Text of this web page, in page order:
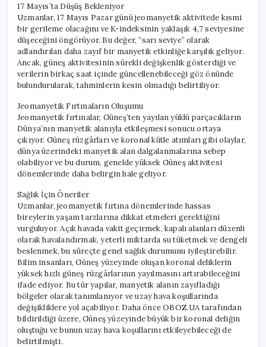
17 Mayıs’ta Düşüş Bekleniyor
Uzmanlar, 17 Mayıs Pazar günü jeomanyetik aktivitede kısmi
bir gerileme olacağını ve K-indeksinin yaklaşık 4,7 seviyesine
düşeceğini öngörüyor. Bu değer, “sarı seviye” olarak
adlandırılan daha zayıf bir manyetik etkinliğe karşılık geliyor.
Ancak, güneş aktivitesinin sürekli değişkenlik gösterdiği ve
verilerin birkaç saat içinde güncellenebileceği göz önünde
bulundurularak, tahminlerin kesin olmadığı belirtiliyor.
Jeomanyetik Fırtınaların Oluşumu
Jeomanyetik fırtınalar, Güneş’ten yayılan yüklü parçacıkların
Dünya’nın manyetik alanıyla etkileşmesi sonucu ortaya
çıkıyor. Güneş rüzgârları ve koronal kütle atımları gibi olaylar,
dünya üzerindeki manyetik alan dalgalanmalarına sebep
olabiliyor ve bu durum, genelde yüksek Güneş aktivitesi
dönemlerinde daha belirgin hale geliyor.
Sağlık İçin Öneriler
Uzmanlar, jeomanyetik fırtına dönemlerinde hassas
bireylerin yaşam tarzlarına dikkat etmeleri gerektiğini
vurguluyor. Açık havada vakit geçirmek, kapalı alanları düzenli
olarak havalandırmak, yeterli miktarda su tüketmek ve dengeli
beslenmek, bu süreçte genel sağlık durumunu iyileştirebilir.
Bilim insanları, Güneş yüzeyinde oluşan koronal deliklerin
yüksek hızlı güneş rüzgârlarının yayılmasını artırabileceğini
ifade ediyor. Bu tür yapılar, manyetik alanın zayıfladığı
bölgeler olarak tanımlanıyor ve uzay hava koşullarında
değişikliklere yol açabiliyor. Daha önce OBOZ.UA tarafından
bildirildiği üzere, Güneş yüzeyinde büyük bir koronal deliğin
oluştuğu ve bunun uzay hava koşullarını etkileyebileceği de
belirtilmişti.